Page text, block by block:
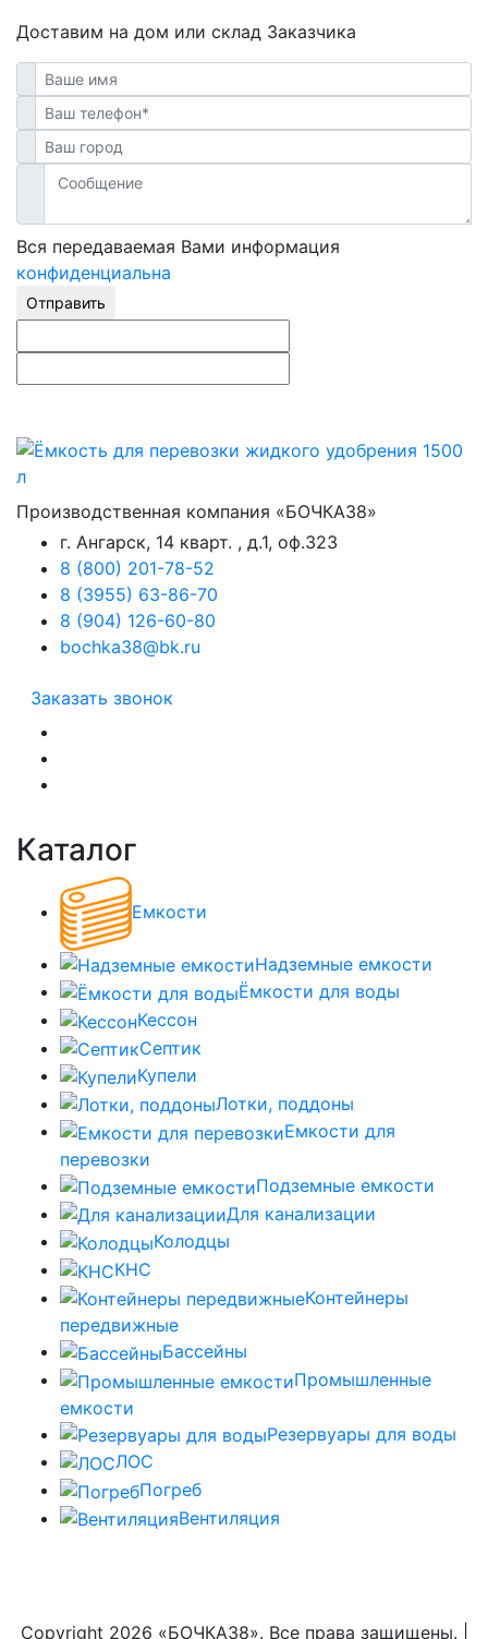
Доставим на дом или склад Заказчика
Вся передаваемая Вами информация
конфиденциальна
Отправить
Производственная компания «БОЧКА38»
г. Ангарск, 14 кварт. , д.1, оф.323
8 (800) 201-78-52
8 (3955) 63-86-70
8 (904) 126-60-80
bochka38@bk.ru
Заказать звонок
Каталог
Емкости
Надземные емкости
Ёмкости для воды
Кессон
Септик
Купели
Лотки, поддоны
Емкости для
перевозки
Подземные емкости
Для канализации
Колодцы
КНС
Контейнеры
передвижные
Бассейны
Промышленные
емкости
Резервуары для воды
ЛОС
Погреб
Вентиляция
Copyright 2026 «БОЧКА38». Все права защищены. |